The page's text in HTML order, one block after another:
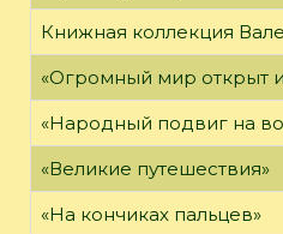
Книжная коллекция
«Огромный мир открыт
«Народный подвиг на
«Великие путешествия»
«На кончиках пальцев»